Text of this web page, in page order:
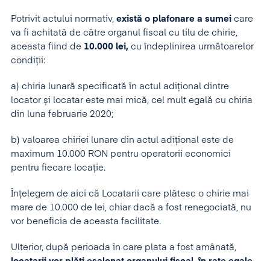
Potrivit actului normativ, există o plafonare a sumei care
va fi achitată de către organul fiscal cu tilu de chirie,
aceasta fiind de 10.000 lei, cu îndeplinirea următoarelor
condiții:
a) chiria lunară specificată în actul adițional dintre
locator și locatar este mai mică, cel mult egală cu chiria
din luna februarie 2020;
b) valoarea chiriei lunare din actul adițional este de
maximum 10.000 RON pentru operatorii economici
pentru fiecare locație.
Înțelegem de aici că Locatarii care plătesc o chirie mai
mare de 10.000 de lei, chiar dacă a fost renegociată, nu
vor beneficia de aceasta facilitate.
Ulterior, după perioada în care plata a fost amânată,